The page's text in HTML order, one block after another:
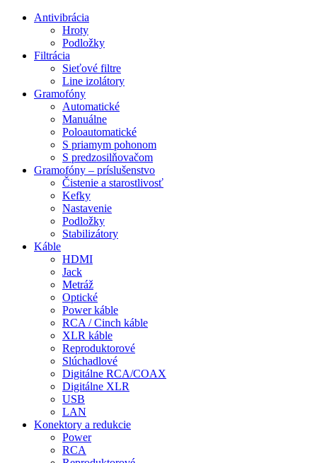
Antivibrácia
Hroty
Podložky
Filtrácia
Sieťové filtre
Line izolátory
Gramofóny
Automatické
Manuálne
Poloautomatické
S priamym pohonom
S predzosilňovačom
Gramofóny – príslušenstvo
Čistenie a starostlivosť
Kefky
Nastavenie
Podložky
Stabilizátory
Káble
HDMI
Jack
Metráž
Optické
Power káble
RCA / Cinch káble
XLR káble
Reproduktorové
Slúchadlové
Digitálne RCA/COAX
Digitálne XLR
USB
LAN
Konektory a redukcie
Power
RCA